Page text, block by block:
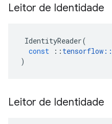
Leitor de Identidade
IdentityReader(
const
:: tensorflow ::
)
Leitor de Identidade